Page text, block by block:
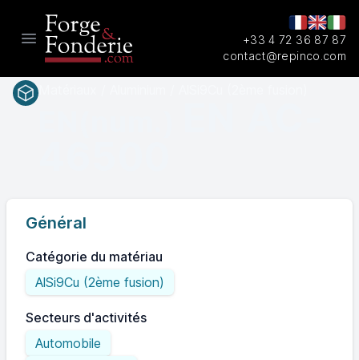
Open main menu
+33 4 72 36 87 87
contact@repinco.com
Général
Catégorie du matériau
AlSi9Cu (2ème fusion)
Secteurs d'activités
Automobile